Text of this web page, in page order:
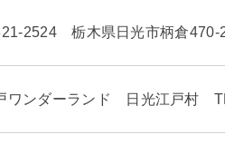
2524 栃木県日光市柄倉470-
ワンダーランド 日光江戸村